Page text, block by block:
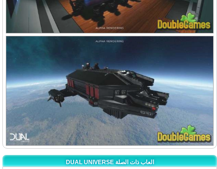
DUAL UNIVERSE العاب ذات الصلة